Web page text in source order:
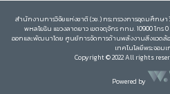
สำนักงานการวิจัยแห่งชาติ (วช.) กระทรวงการอุดมศึกษ
พหลโยธิน แขวงลาดยาว เขตจตุจักร กทม. 10900 โทร
ออกและพัฒนาโดย ศูนย์การจัดการด้านพลังงานสิ่งแวด
เทคโนโลยีพระจอม
Copyright © 2022 All rights
Powered by